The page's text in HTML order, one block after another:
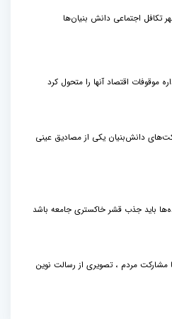
تکافل اجتماعی دانش بنیان‌ها
موقوفات اقتصاد آنها را متحول کرد
دانش‌بنیان یکی از مصادیق عینی
باید جذب قشر خاکستری جامعه باشد
مشارکت مردم ، تصویری از رسالت نوین